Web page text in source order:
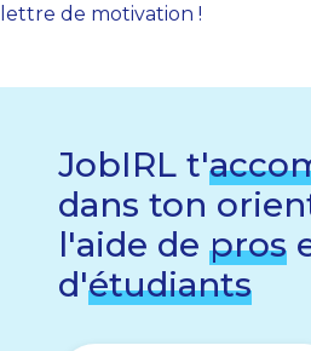
lettre de motivation !
JobIRL t'
dans ton
l'aide de pros
d'étudiants